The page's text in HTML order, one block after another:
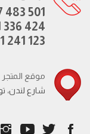
483 501
336 424
241 123
موقع المتجر
95 شارع